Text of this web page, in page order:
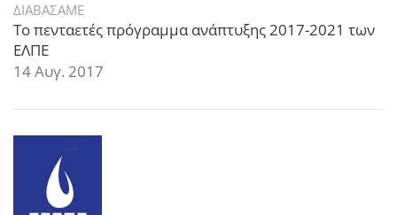
ΔΙΑΒΑΣΑΜΕ
Το πενταετές πρόγραμμα ανάπτυξης 2017-2021 των
ΕΛΠΕ
14 Αυγ. 2017